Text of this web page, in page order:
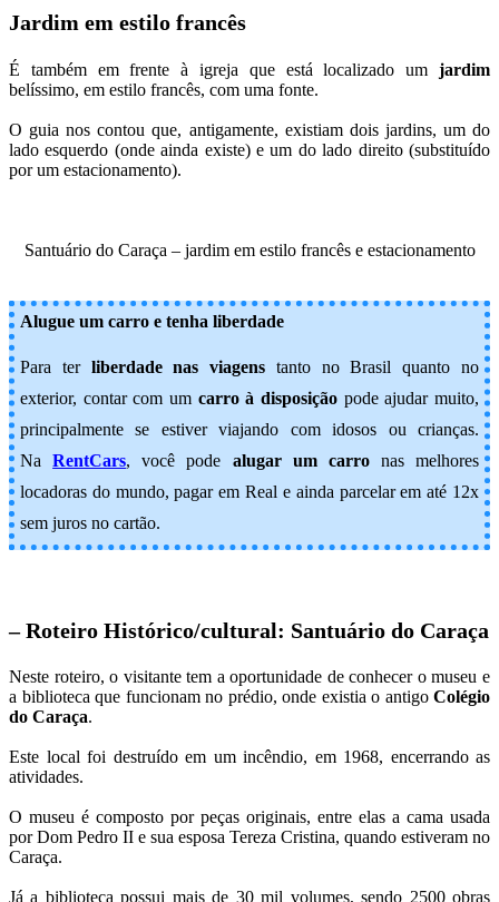
Jardim em estilo francês
É também em frente à igreja que está localizado um jardim
belíssimo, em estilo francês, com uma fonte.
O guia nos contou que, antigamente, existiam dois jardins, um do
lado esquerdo (onde ainda existe) e um do lado direito (substituído
por um estacionamento).
Santuário do Caraça – jardim em estilo francês e estacionamento
Alugue um carro e tenha liberdade
Para ter liberdade nas viagens tanto no Brasil quanto no
exterior, contar com um carro à disposição pode ajudar muito,
principalmente se estiver viajando com idosos ou crianças.
NaRentCars, você pode alugar um carronas melhores
locadoras do mundo, pagar em Real e ainda parcelar em até 12x
sem juros no cartão.
– Roteiro Histórico/cultural: Santuário do Caraça
Neste roteiro, o visitante tem a oportunidade de conhecer o museu e
a biblioteca que funcionam no prédio, onde existia o antigo Colégio
do Caraça.
Este local foi destruído em um incêndio, em 1968, encerrando as
atividades.
O museu é composto por peças originais, entre elas a cama usada
por Dom Pedro II e sua esposa Tereza Cristina, quando estiveram no
Caraça.
Já a biblioteca possui mais de 30 mil volumes, sendo 2500 obras